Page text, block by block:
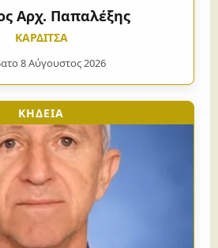
Αρχ. Παπαλέξης
ΚΑΡΔΙΤΣΑ
8 Αύγουστος 2026
ΚΗΔΕΙΑ